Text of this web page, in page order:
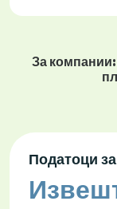
За
Податоци